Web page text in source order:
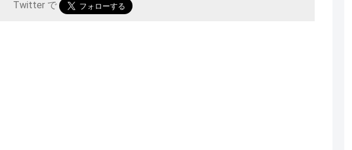
Twitter で